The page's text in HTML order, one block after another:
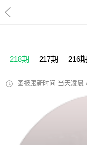
218期 217期 216期
图报跟新时间:当天凌晨